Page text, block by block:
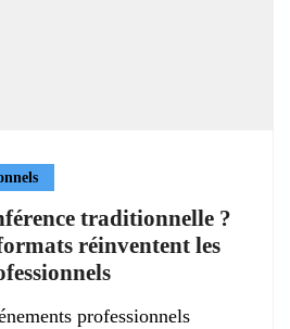
traditionnelle ?
réinventent les
professionnels